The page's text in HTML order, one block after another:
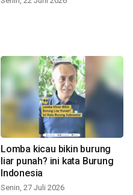
Lomba kicau bikin burung
liar punah? ini kata Burung
Indonesia
Senin, 27 Juli 2026